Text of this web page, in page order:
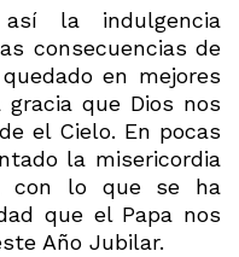
la indulgencia
consecuencias de
en mejores
que Dios nos
el Cielo. En pocas
la misericordia
con lo que se ha
que el Papa nos
Año Jubilar.